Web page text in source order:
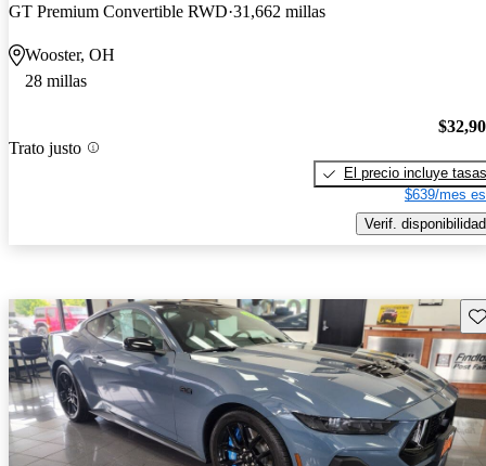
GT Premium Convertible RWD 31,662 millas
Wooster, OH
28 millas
Trato justo
El precio incluye tasas
$639/mes
Verif. disponibilidad